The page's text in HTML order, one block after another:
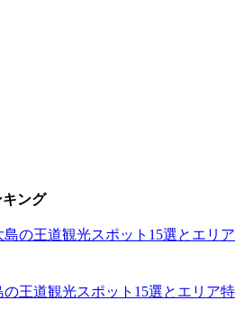
ング
の王道観光スポット15選とエリア特